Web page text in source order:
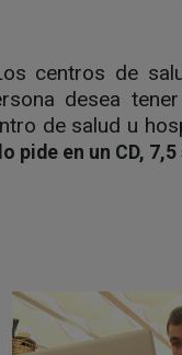
centros de
desea
de salud u
pide en un CD, 7,5